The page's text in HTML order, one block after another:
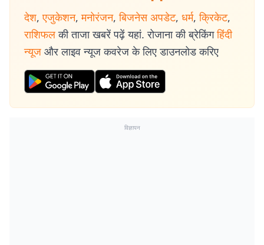
देश, एजुकेशन, मनोरंजन, बिजनेस अपडेट, धर्म, क्रिकेट,
राशिफल की ताजा खबरें पढ़ें यहां. रोजाना की ब्रेकिंग हिंदी
न्यूज और लाइव न्यूज कवरेज के लिए डाउनलोड करिए
विज्ञापन